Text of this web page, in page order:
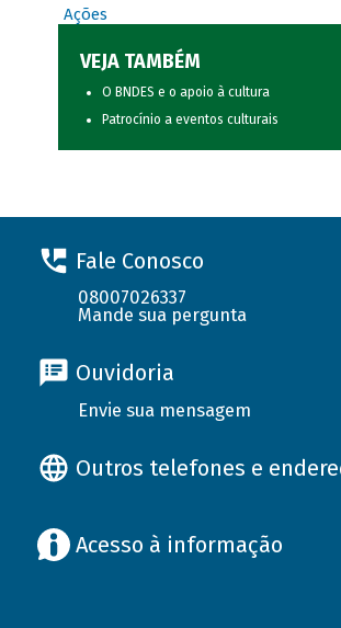
Ações
VEJA TAMBÉM
O BNDES e o apoio à cultura
Patrocínio a eventos culturais
Fale Conosco
08007026337
Mande sua pergunta
Ouvidoria
Envie sua mensagem
Outros telefones e
Acesso à informação